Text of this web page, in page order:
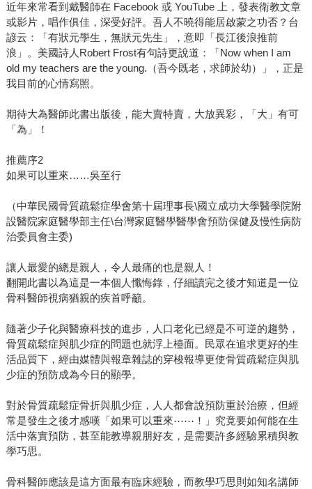
近年來常看到戴醫師在 Facebook 或 YouTube 上，發表衛教文章
或影片，唱作俱佳，深受好評。吾人不曉得能居啟蒙之功否？台
諺云：「有狀元學生，無狀元先生」，意即「長江後浪推前
浪」。美國詩人Robert Frost有句詩更說道：「Now when I am
old my teachers are the young.（吾今既老，求師於幼）」，正是
我目前的心情寫照。
期待大為醫師此書出版後，能大賣特賣，大放異彩，「大」有可
「為」！
推薦序2
如果可以重來……吳至行
（中華民國骨質疏鬆症學會第十屆理事長\國立成功大學醫學院附
設醫院家庭醫學部主任\台灣家庭醫學醫學會預防保健及慢性病防
治委員會主委)
讓人最愛的總是親人，令人最痛的也是親人！
翻開此書以為這是一本個人懺悔錄，仔細讀完之後才知道是一位
骨科醫師視病猶親的疾首呼籲。
隨著少子化與醫療科技的進步，人口老化已經是不可逆的趨勢，
骨質疏鬆症與肌少症的問題也就浮上檯面。民眾在追求更好的生
活品質下，經由媒體與報章雜誌的穿梭報導更使骨質疏鬆症與肌
少症的預防成為今日的顯學。
對於骨質疏鬆症骨折與肌少症，人人都會說預防重於治療，但經
常是發生之後才感嘆「如果可以重來⋯⋯！」究竟要如何能在生
活中落實預防，甚至能教導親朋好友，是需要許多經驗累積與教
學巧思。
骨科醫師應該是這方面最有臨床經驗，而教學巧思則如知名講師